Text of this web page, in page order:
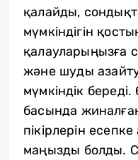
қалайды,
мүмкіндігін
қалауларыңызға
және шуды
мүмкіндік береді.
басында
пікірлерін
маңызды болды.